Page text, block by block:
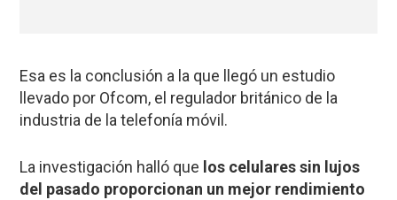
Esa es la conclusión a la que llegó un estudio
llevado por Ofcom, el regulador británico de la
industria de la telefonía móvil.
La investigación halló que los celulares sin lujos
del pasado proporcionan un mejor rendimiento